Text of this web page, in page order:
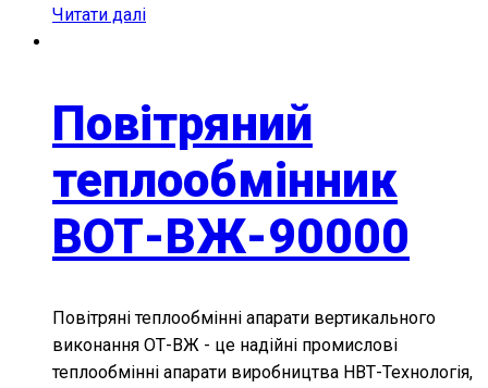
Читати далі
Повітряний
теплообмінник
ВОТ-ВЖ-90000
Повітряні теплообмінні апарати вертикального
виконання ОТ-ВЖ - це надійні промислові
теплообмінні апарати виробництва НВТ-Технологія,